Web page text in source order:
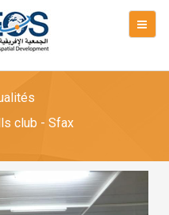
club - Sfax